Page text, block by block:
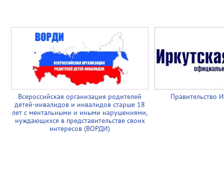
Всероссийская организация родителей
детей-инвалидов и инвалидов старше 18
лет с ментальными и иными нарушениями,
нуждающихся в представительстве своих
интересов (ВОРДИ)
Правительство